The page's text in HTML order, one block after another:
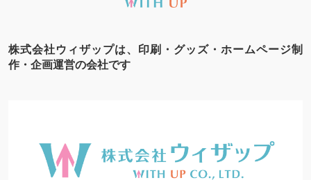
株式会社ウィザップは、印刷・グッズ・ホームページ制
作・企画運営の会社です